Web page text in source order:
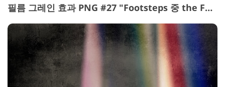
필름 그레인 효과 PNG #27 "Footsteps 중 the Future"